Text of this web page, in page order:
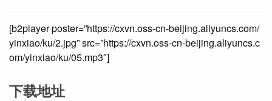
[b2player poster=”https://cxvn.oss-cn-beijing.aliyuncs.com/
yinxiao/ku/2.jpg” src=”https://cxvn.oss-cn-beijing.aliyuncs.c
om/yinxiao/ku/05.mp3″]
下载地址